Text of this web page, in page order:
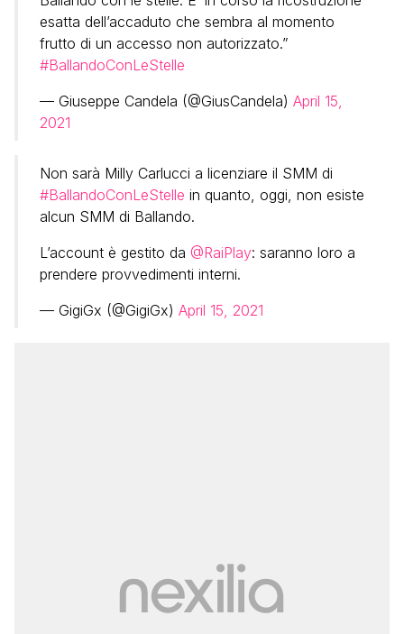
esatta dell’accaduto che sembra al momento
frutto di un accesso non autorizzato.”
#BallandoConLeStelle
— Giuseppe Candela (@GiusCandela) April 15,
2021
Non sarà Milly Carlucci a licenziare il SMM di
#BallandoConLeStelle in quanto, oggi, non esiste
alcun SMM di Ballando.
L’account è gestito da @RaiPlay: saranno loro a
prendere provvedimenti interni.
— GigiGx (@GigiGx) April 15, 2021